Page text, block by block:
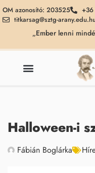
OM azonosító: 203525
titkarsag@sztg-
„Ember lenni
Halloween-i
Fábián Boglárka